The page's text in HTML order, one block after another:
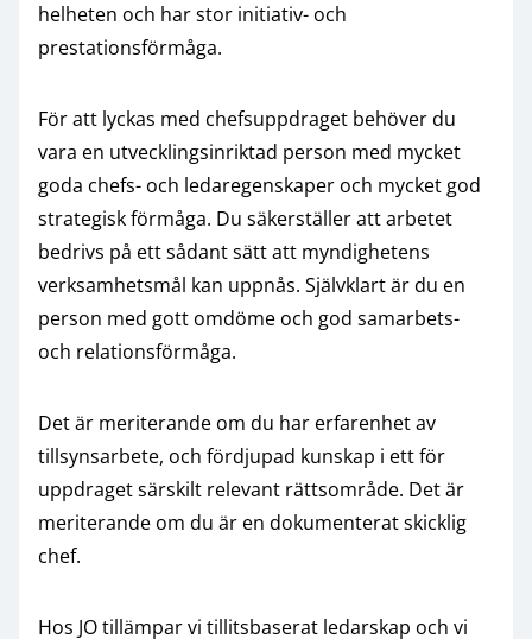
helheten och har stor initiativ- och
prestationsförmåga.
För att lyckas med chefsuppdraget behöver du
vara en utvecklingsinriktad person med mycket
goda chefs- och ledaregenskaper och mycket god
strategisk förmåga. Du säkerställer att arbetet
bedrivs på ett sådant sätt att myndighetens
verksamhetsmål kan uppnås. Självklart är du en
person med gott omdöme och god samarbets-
och relationsförmåga.
Det är meriterande om du har erfarenhet av
tillsynsarbete, och fördjupad kunskap i ett för
uppdraget särskilt relevant rättsområde. Det är
meriterande om du är en dokumenterat skicklig
chef.
Hos JO tillämpar vi tillitsbaserat ledarskap och vi